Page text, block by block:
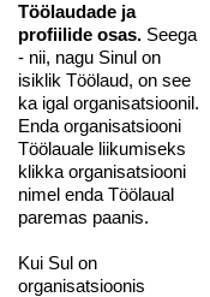
Töölaudade ja
profiilide osas. Seega
- nii, nagu Sinul on
isiklik Töölaud, on see
ka igal organisatsioonil.
Enda organisatsiooni
Töölauale liikumiseks
klikka organisatsiooni
nimel enda Töölaual
paremas paanis.
Kui Sul on
organisatsioonis